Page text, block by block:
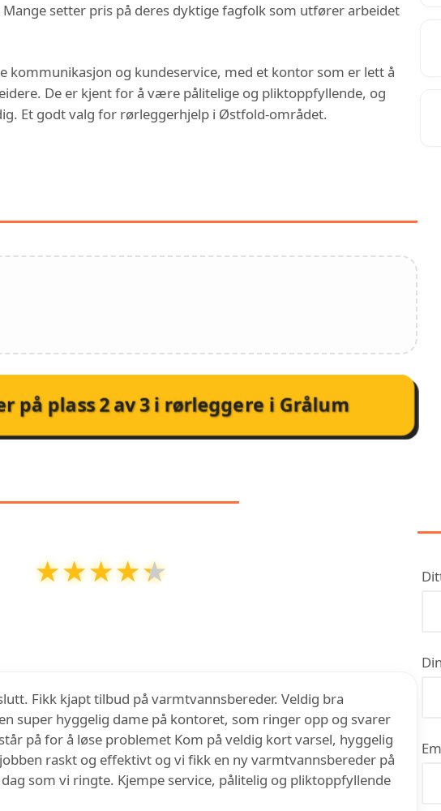
setter pris på deres dyktige fagfolk som utfører arbeidet
kommunikasjon og kundeservice, med et kontor som er lett å
De er kjent for å være pålitelige og pliktoppfyllende, og
Et godt valg for rørleggerhjelp i Østfold-området.
på plass2av3i rørleggere i Grålum
★★★★★
★★★★★
Fikk kjapt tilbud på varmtvannsbereder. Veldig bra
super hyggelig dame på kontoret, som ringer opp og svarer
på for å løse problemet Kom på veldig kort varsel, hyggelig
raskt og effektivt og vi fikk en ny varmtvannsbereder på
som vi ringte. Kjempe service, pålitelig og pliktoppfyllende